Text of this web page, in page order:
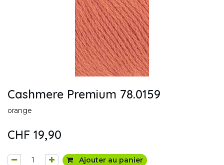
Cashmere Premium 78.0159
orange
CHF 19,90
Ajouter au panier